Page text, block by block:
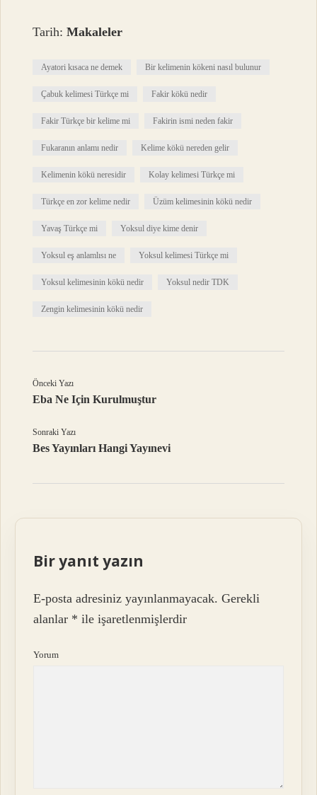
Tarih:Makaleler
Ayatori kısaca ne demek Bir kelimenin kökeni nasıl bulunur
Çabuk kelimesi Türkçe mi Fakir kökü nedir
Fakir Türkçe bir kelime mi Fakirin ismi neden fakir
Fukaranın anlamı nedir Kelime kökü nereden gelir
Kelimenin kökü neresidir Kolay kelimesi Türkçe mi
Türkçe en zor kelime nedir Üzüm kelimesinin kökü nedir
Yavaş Türkçe mi Yoksul diye kime denir
Yoksul eş anlamlısı ne Yoksul kelimesi Türkçe mi
Yoksul kelimesinin kökü nedir Yoksul nedir TDK
Zengin kelimesinin kökü nedir
Önceki Yazı
Eba Ne Için Kurulmuştur
Sonraki Yazı
Bes Yayınları Hangi Yayınevi
Bir yanıt yazın
E-posta adresiniz yayınlanmayacak. Gerekli
alanlar * ile işaretlenmişlerdir
Yorum